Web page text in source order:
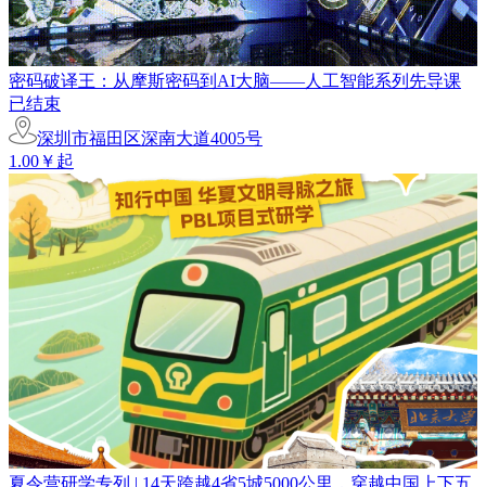
密码破译王：从摩斯密码到AI大脑——人工智能系列先导课
已结束
深圳市福田区深南大道4005号
1.00￥起
夏令营研学专列 | 14天跨越4省5城5000公里，穿越中国上下五